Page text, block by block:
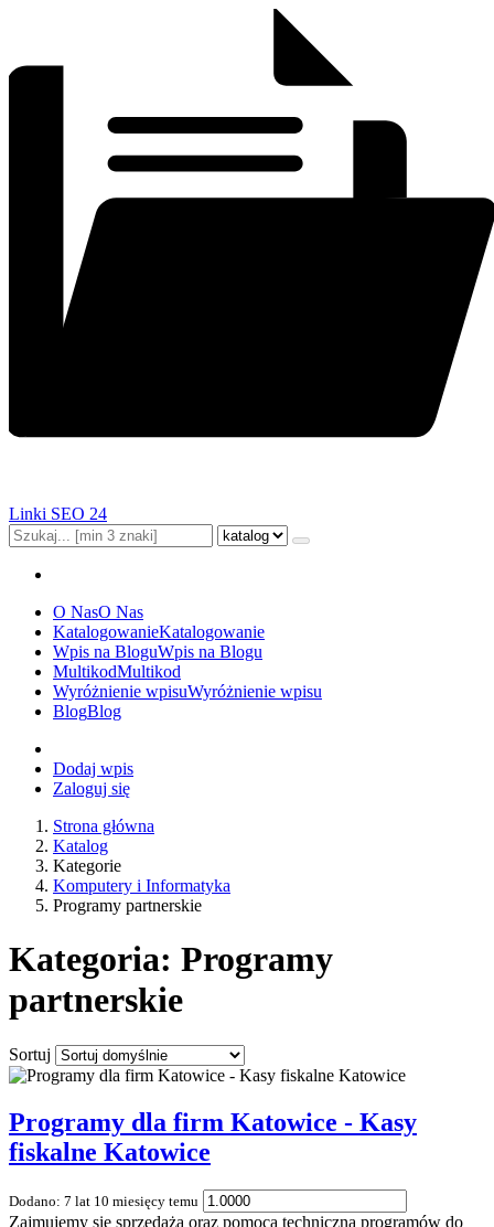
Linki SEO 24
O NasO Nas
KatalogowanieKatalogowanie
Wpis na BloguWpis na Blogu
MultikodMultikod
Wyróżnienie wpisuWyróżnienie wpisu
BlogBlog
Dodaj wpis
Zaloguj się
Strona główna
Katalog
Kategorie
Komputery i Informatyka
Programy partnerskie
Kategoria: Programy
partnerskie
Sortuj
Programy dla firm Katowice - Kasy
fiskalne Katowice
Dodano: 7 lat 10 miesięcy temu
Zajmujemy się sprzedażą oraz pomocą techniczną programów do